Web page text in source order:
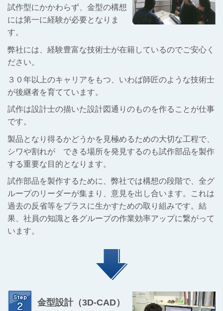
試作型にかかわらず、金型の構想
には第一に経験が必要となりま
す。
弊社には、経験豊富な技術士が在籍しているのでご安心く
ださい。
３０年以上のキャリアをもつ、いわば師匠のような技術士
が後継者を育てています。
試作は設計士の描いた設計図通りのものを作ることが仕事
です。
製品となり得るかどうかを見極めるための大切な工程で、
シワや割れが できる場所を発見するのも試作部品を製作
する重要な目的となります。
試作部品を製作するために、弊社では構想の段階で、全グ
ループのリーダーが集まり、意見を出し合います。これは
過去の反省等をプラスに生かすための取り組みです。 結
果、社員の知識と各グループの作業効率アップに繋がって
います。
金型設計（3D-CAD）